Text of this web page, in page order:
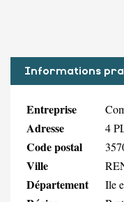
Informations
Entreprise
Adresse 4
Code postal
Ville
Département Ile